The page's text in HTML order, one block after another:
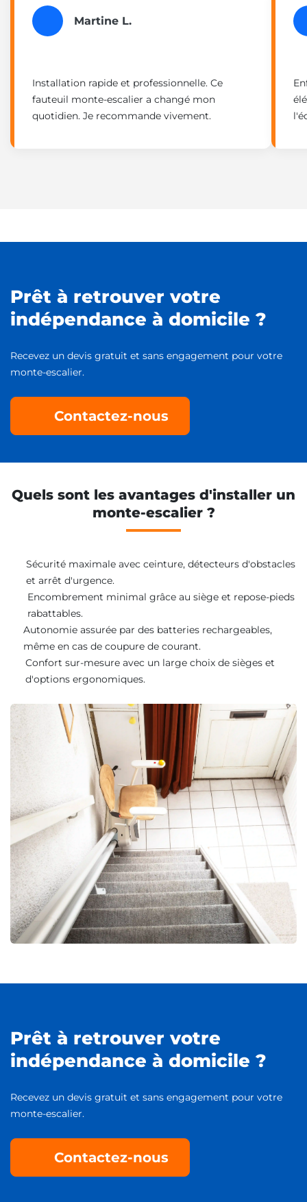
Martine L.
Installation rapide et professionnelle. Ce
fauteuil monte-escalier a changé mon
quotidien. Je recommande vivement.
Prêt à retrouver votre
indépendance à domicile ?
Recevez un devis gratuit et sans engagement pour votre
monte-escalier.
Contactez-nous
Quels sont les avantages d'installer un
monte-escalier ?
Sécurité maximale avec ceinture, détecteurs d'obstacles
et arrêt d'urgence.
Encombrement minimal grâce au siège et repose-pieds
rabattables.
Autonomie assurée par des batteries rechargeables,
même en cas de coupure de courant.
Confort sur-mesure avec un large choix de sièges et
d'options ergonomiques.
Prêt à retrouver votre
indépendance à domicile ?
Recevez un devis gratuit et sans engagement pour votre
monte-escalier.
Contactez-nous